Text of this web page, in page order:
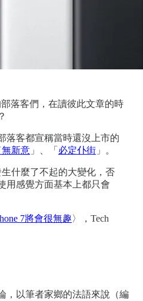
落客們，在讀彼此文章的時
落客都宣稱當時還沒上市的
無新意 」、「 必定仆街 」。
什麼了不起的大變化，否
用感覺方面基本上都只會
7將會很無趣〉，Tech
，以筆者家鄉的法語來說（編